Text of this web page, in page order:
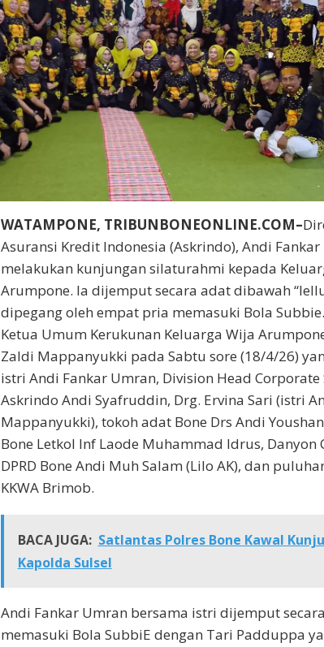
WATAMPONE, TRIBUNBONEONLINE.COM–
Asuransi Kredit Indonesia (Askrindo), Andi
melakukan kunjungan silaturahmi kepada
Arumpone. Ia dijemput secara adat dibawah
dipegang oleh empat pria memasuki Bola
Ketua Umum Kerukunan Keluarga Wija
Zaldi Mappanyukki pada Sabtu sore (18/4/26)
istri Andi Fankar Umran, Division Head Corporate
Askrindo Andi Syafruddin, Drg. Ervina Sari (istri
Mappanyukki), tokoh adat Bone Drs Andi
Bone Letkol Inf Laode Muhammad Idrus, Danyon
DPRD Bone Andi Muh Salam (Lilo AK), dan
KKWA Brimob.
BACA JUGA: Satlantas Polres Bone Kawal
Kapolda Sulsel
Andi Fankar Umran bersama istri dijemput
memasuki Bola SubbiE dengan Tari Padduppa